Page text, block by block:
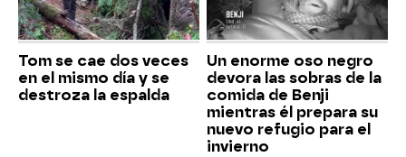
Tom se cae dos veces
en el mismo día y se
destroza la espalda
Un enorme oso negro
devora las sobras de la
comida de Benji
mientras él prepara su
nuevo refugio para el
invierno